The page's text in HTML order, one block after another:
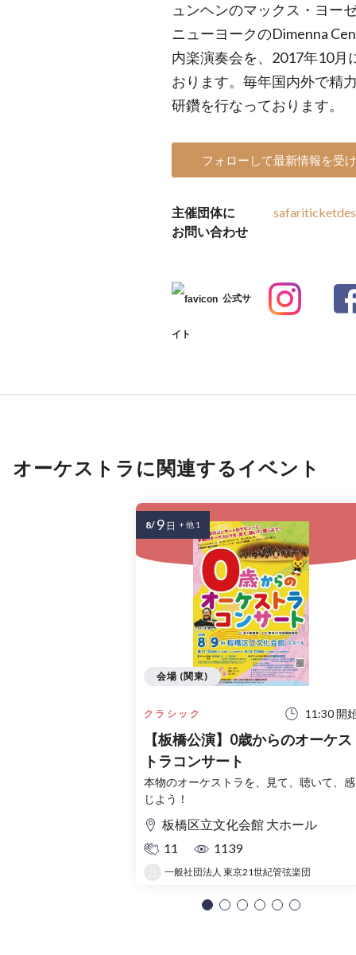
ュンヘンのマックス・ヨー
ニューヨークのDimenna
内楽演奏会を、2017年10月
おります。毎年国内外で精
研鑽を行なっております。
フォローして最新情報を受
主催団体に
お問い合わせ
公式サ
イト
オーケストラに関連するイベント
クラシック 11:30 開
【板橋公演】0歳からのオーケス
トラコンサート
本物のオーケストラを、見て、聴いて、感
じよう！
板橋区立文化会館 大ホール
11
1139
一般社団法人 東京21世紀管弦楽団
会場 (関東)
8/ 9 日 + 他 1